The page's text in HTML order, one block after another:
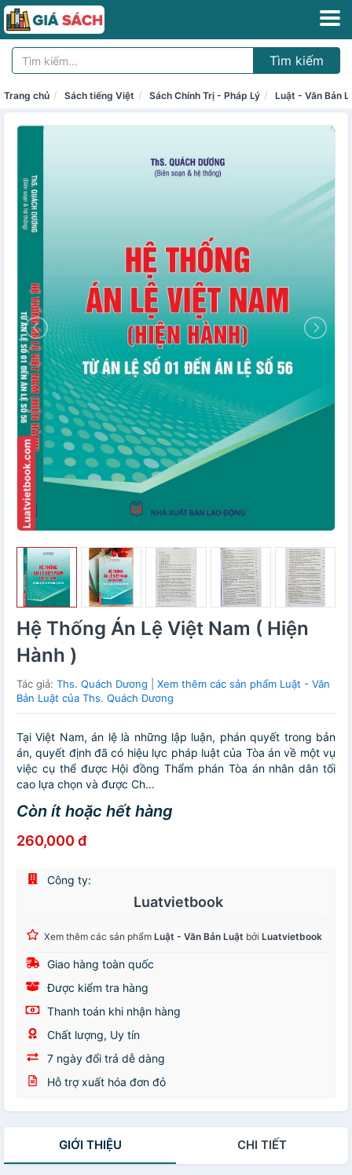
Tìm kiếm
Trang chủ Sách tiếng Việt Sách Chính Trị - Pháp Lý Luật - Văn Bản
Hệ Thống Án Lệ Việt Nam ( Hiện
Hành )
Tác giả: Ths. Quách Dương
Xem thêm các sản phẩm Luật - Văn
Bản Luật của Ths. Quách Dương
Tại Việt Nam, án lệ là những lập luận, phán quyết trong bản
án, quyết định đã có hiệu lực pháp luật của Tòa án về một vụ
việc cụ thể được Hội đồng Thẩm phán Tòa án nhân dân tối
cao lựa chọn và được Ch...
Còn ít hoặc hết hàng
260,000 đ
Công ty:
Luatvietbook
Xem thêm các sản phẩm Luật - Văn Bản Luật bởi Luatvietbook
Giao hàng toàn quốc
Được kiểm tra hàng
Thanh toán khi nhận hàng
Chất lượng, Uy tín
7 ngày đổi trả dễ dàng
Hỗ trợ xuất hóa đơn đỏ
GIỚI THIỆU CHI TIẾT